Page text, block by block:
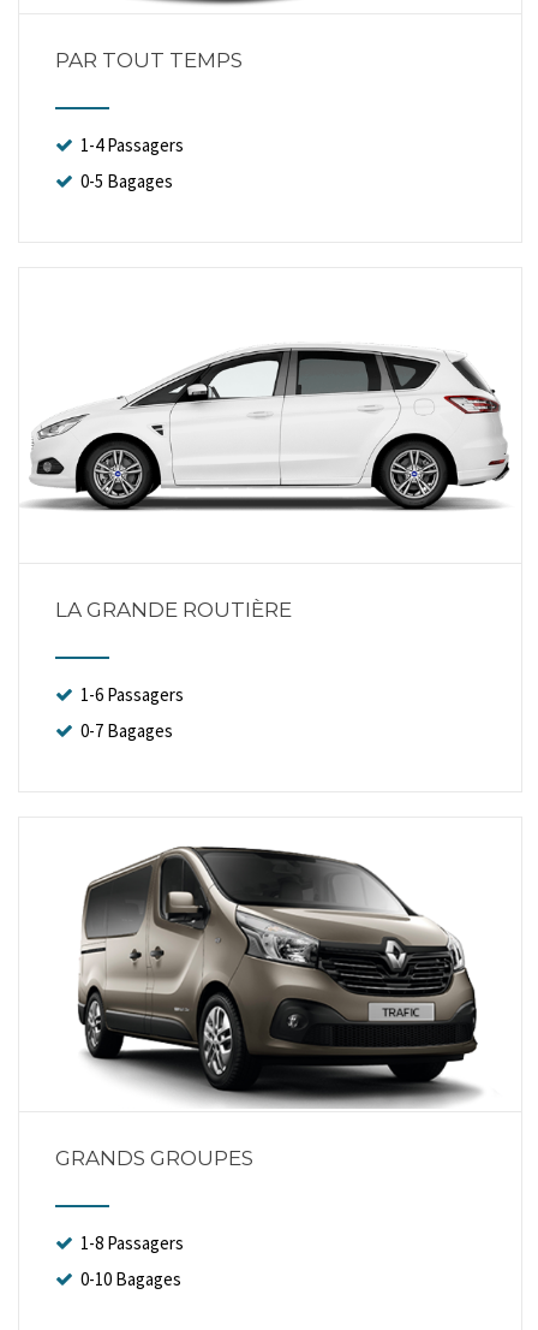
PAR TOUT TEMPS
1-4 Passagers
0-5 Bagages
LA GRANDE ROUTIÈRE
1-6 Passagers
0-7 Bagages
GRANDS GROUPES
1-8 Passagers
0-10 Bagages